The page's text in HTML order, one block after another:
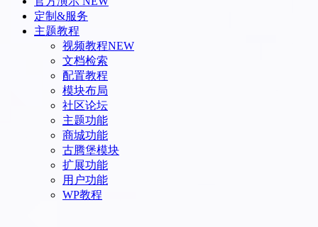
定制&服务
主题教程
视频教程NEW
文档检索
配置教程
模块布局
社区论坛
主题功能
商城功能
古腾堡模块
扩展功能
用户功能
WP教程